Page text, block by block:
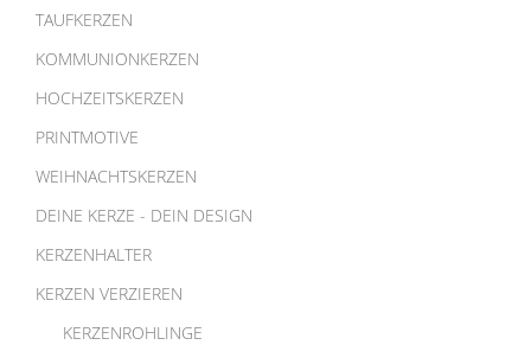
TAUFKERZEN
KOMMUNIONKERZEN
HOCHZEITSKERZEN
PRINTMOTIVE
WEIHNACHTSKERZEN
DEINE KERZE - DEIN DESIGN
KERZENHALTER
KERZEN VERZIEREN
KERZENROHLINGE